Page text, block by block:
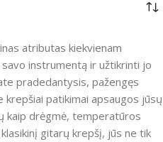
atributas kiekvienam
instrumentą ir užtikrinti jo
pradedantysis, pažengęs
patikimai apsaugos jūsų
kaip drėgmė, temperatūros
gitarų krepšį, jūs ne tik